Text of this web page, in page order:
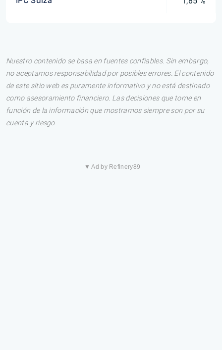
Nuestro contenido se basa en fuentes confiables. Sin embargo,
no aceptamos responsabilidad por posibles errores. El contenido
de este sitio web es puramente informativo y no está destinado
como asesoramiento financiero. Las decisiones que tome en
función de la información que mostramos siempre son por su
cuenta y riesgo.
▼ Ad by Refinery89